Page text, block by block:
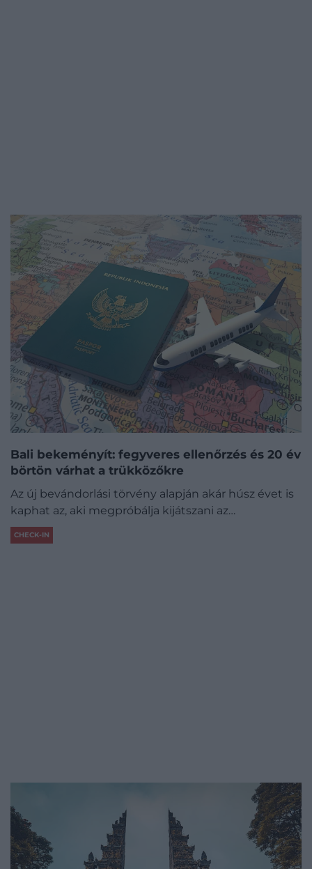
Bali bekeményít: fegyveres ellenőrzés és 20 év
börtön várhat a trükközőkre
Az új bevándorlási törvény alapján akár húsz évet is
kaphat az, aki megpróbálja kijátszani az…
CHECK-IN